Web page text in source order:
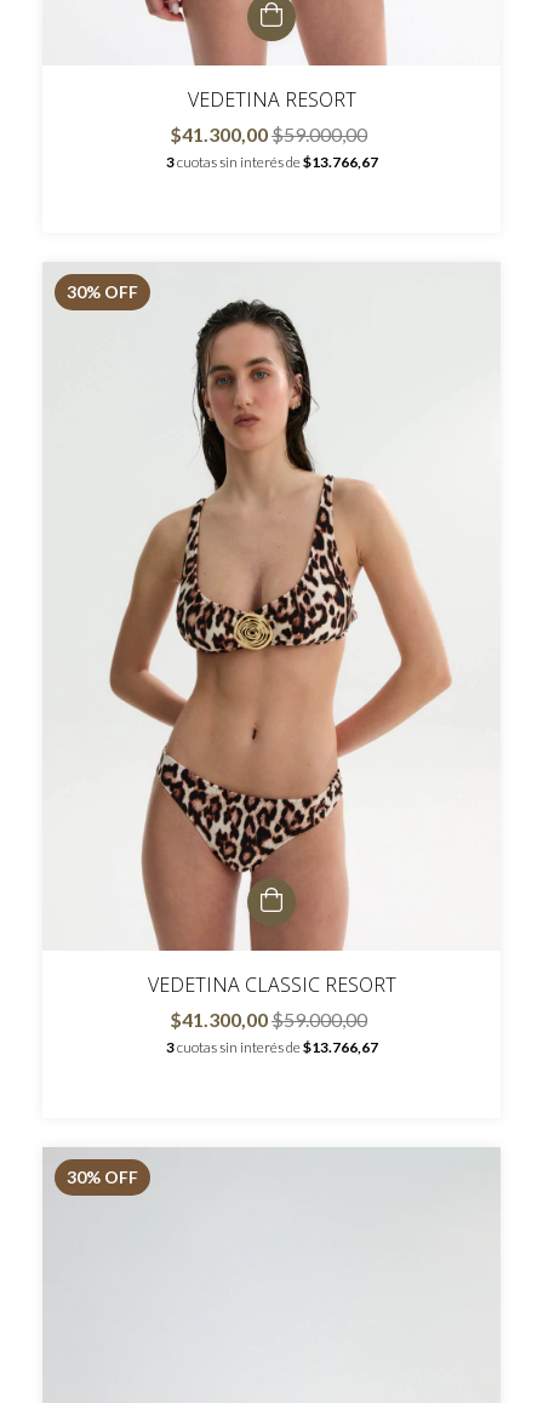
VEDETINA RESORT
$41.300,00$59.000,00
3cuotas sin interés de$13.766,67
30% OFF
VEDETINA CLASSIC RESORT
$41.300,00$59.000,00
3cuotas sin interés de$13.766,67
30% OFF